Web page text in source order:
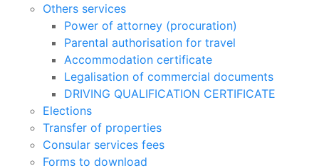
Others services
Power of attorney (procuration)
Parental authorisation for travel
Accommodation certificate
Legalisation of commercial documents
DRIVING QUALIFICATION CERTIFICATE
Elections
Transfer of properties
Consular services fees
Forms to download